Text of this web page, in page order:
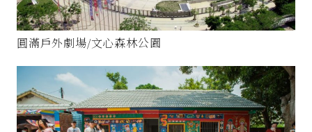
圓滿戶外劇場/文心森林公園